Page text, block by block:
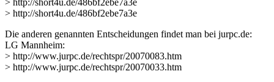
> http://short4u.de/486bf2ebe7a3e
> http://short4u.de/486bf2ebe7a3e
Die anderen genannten Entscheidungen findet man bei jurpc.de:
LG Mannheim:
> http://www.jurpc.de/rechtspr/20070083.htm
> http://www.jurpc.de/rechtspr/20070033.htm